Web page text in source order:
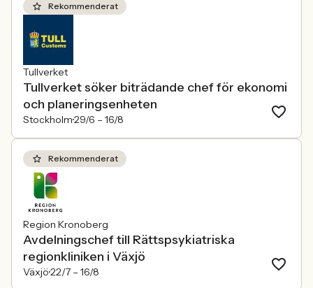
Rekommenderat
Tullverket
Tullverket söker biträdande chef för ekonomi
och planeringsenheten
Stockholm29/6 – 16/8
Rekommenderat
Region Kronoberg
Avdelningschef till Rättspsykiatriska
regionkliniken i Växjö
Växjö22/7 – 16/8